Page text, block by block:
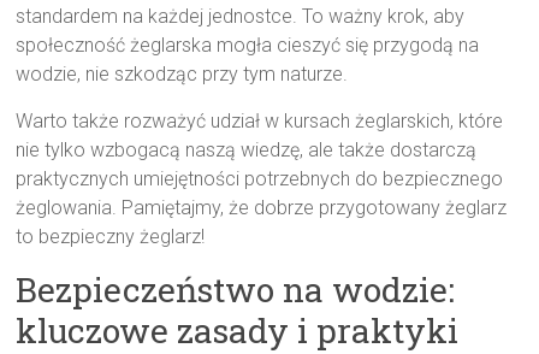
standardem na każdej jednostce. To ważny krok, aby
społeczność żeglarska mogła cieszyć się przygodą na
wodzie, nie szkodząc przy tym naturze.
Warto także rozważyć udział w kursach żeglarskich, które
nie tylko wzbogacą naszą wiedzę, ale także dostarczą
praktycznych umiejętności potrzebnych do bezpiecznego
żeglowania. Pamiętajmy, że dobrze przygotowany żeglarz
to bezpieczny żeglarz!
Bezpieczeństwo na wodzie:
kluczowe zasady i praktyki